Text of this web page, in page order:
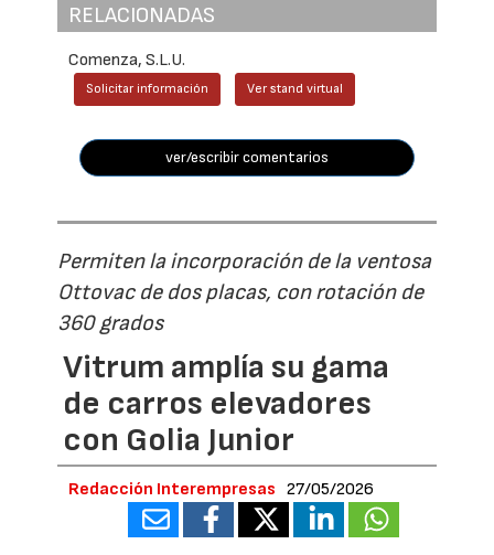
RELACIONADAS
Comenza, S.L.U.
Solicitar información Ver stand virtual
ver/escribir comentarios
Permiten la incorporación de la ventosa
Ottovac de dos placas, con rotación de
360 grados
Vitrum amplía su gama
de carros elevadores
con Golia Junior
Redacción Interempresas 27/05/2026